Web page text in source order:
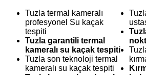
Tuzla termal kameralı
profesyonel Su kaçak
tespiti
Tuzla garantili termal
kameralı su kaçak tespiti
Tuzla son teknoloji termal
kameralı su kaçak tespiti